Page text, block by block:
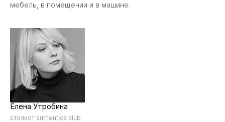
мебель, в помещении и в машине.
Елена Утробина
стилист authentica club